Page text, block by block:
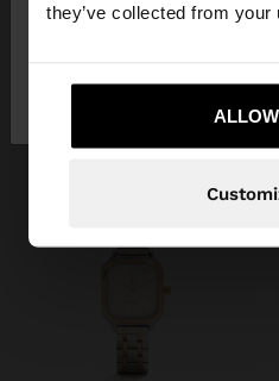
they’ve collected from your